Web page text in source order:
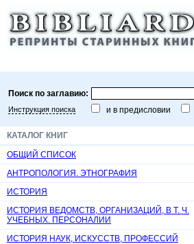
Поиск по заглавию:
Инструкция поиска и в предисловии
КАТАЛОГ КНИГ
ОБЩИЙ СПИСОК
АНТРОПОЛОГИЯ. ЭТНОГРАФИЯ
ИСТОРИЯ
ИСТОРИЯ ВЕДОМСТВ, ОРГАНИЗАЦИЙ, В Т. Ч.
УЧЕБНЫХ. ПЕРСОНАЛИИ
ИСТОРИЯ НАУК, ИСКУССТВ, ПРОФЕССИЙ